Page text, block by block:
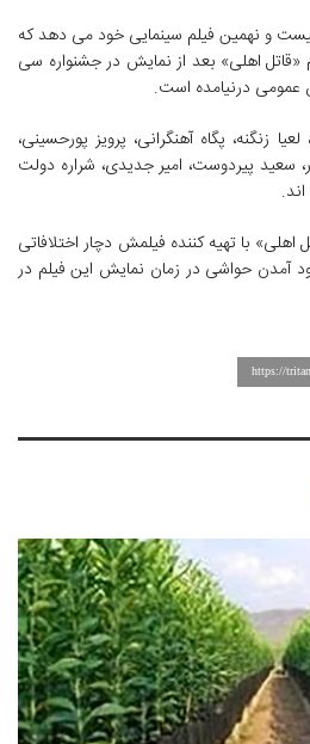
و نهمین فیلم سینمایی خود می دهد که
«قاتل اهلی» بعد از نمایش در جشنواره سی
عمومی درنیامده است.
زنگنه، پگاه آهنگرانی، پرویز پورحسینی،
سعید پیردوست، امیر جدیدی، شراره دولت
اهلی» با تهیه کننده فیلمش دچار اختلافاتی
آمدن حواشی در زمان نمایش این فیلم در
https://